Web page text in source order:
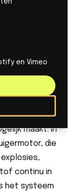
die het
maakt. In
die
continu in
het systeem
en Vimeo